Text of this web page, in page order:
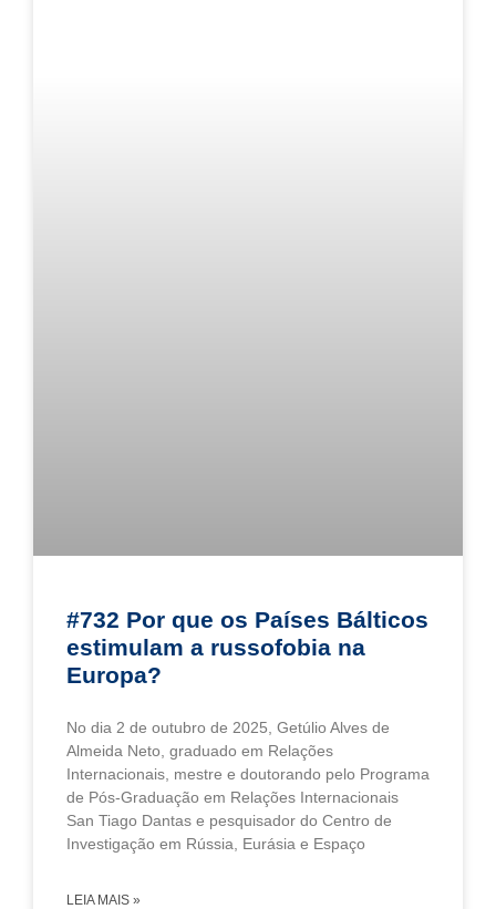
#732 Por que os Países Bálticos
estimulam a russofobia na
Europa?
No dia 2 de outubro de 2025, Getúlio Alves de
Almeida Neto, graduado em Relações
Internacionais, mestre e doutorando pelo Programa
de Pós-Graduação em Relações Internacionais
San Tiago Dantas e pesquisador do Centro de
Investigação em Rússia, Eurásia e Espaço
LEIA MAIS »